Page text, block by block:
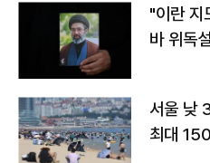
"이란 지
바 위독
서울 낮
최대